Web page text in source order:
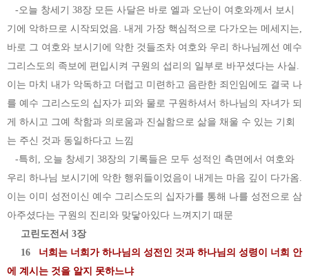
-오늘 창세기 38장 모든 사달은 바로 엘과 오난이 여호와께서 보시
기에 악하므로 시작되었음. 내게 가장 핵심적으로 다가오는 메세지는,
바로 그 여호와 보시기에 악한 것들조차 여호와 우리 하나님께선 예수
그리스도의 족보에 편입시켜 구원의 섭리의 일부로 바꾸셨다는 사실.
이는 마치 내가 악독하고 더럽고 미련하고 음란한 죄인임에도 결국 나
를 예수 그리스도의 십자가 피와 물로 구원하셔서 하나님의 자녀가 되
게 하시고 그예 착함과 의로움과 진실함으로 삶을 채울 수 있는 기회
는 주신 것과 동일하다고 느낌
-특히, 오늘 창세기 38장의 기록들은 모두 성적인 측면에서 여호와
우리 하나님 보시기에 악한 행위들이었음이 내게는 마음 깊이 다가옴.
이는 이미 성전이신 예수 그리스도의 십자가를 통해 나를 성전으로 삼
아주셨다는 구원의 진리와 맞닿아있다 느껴지기 때문
고린도전서 3장
16 너희는 너희가 하나님의 성전인 것과 하나님의 성령이 너희 안
에 계시는 것을 알지 못하느냐